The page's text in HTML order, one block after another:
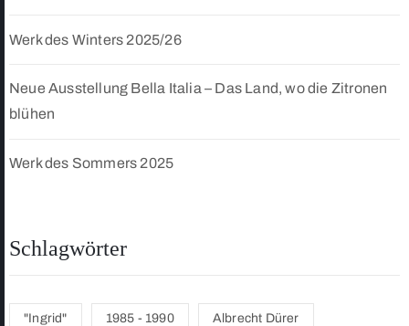
Werk des Winters 2025/26
Neue Ausstellung Bella Italia – Das Land, wo die Zitronen
blühen
Werk des Sommers 2025
Schlagwörter
"Ingrid" 1985 - 1990 Albrecht Dürer